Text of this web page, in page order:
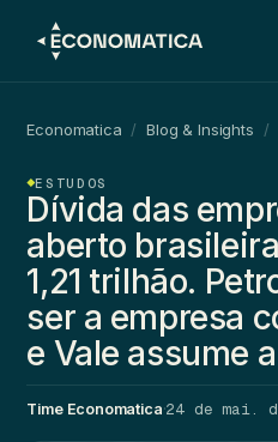
Economatica / Blog & Insights /
ESTUDOS
Dívida das
aberto
1,21 trilhão.
ser a empresa
e Vale assume
Time Economatica·24 de mai.